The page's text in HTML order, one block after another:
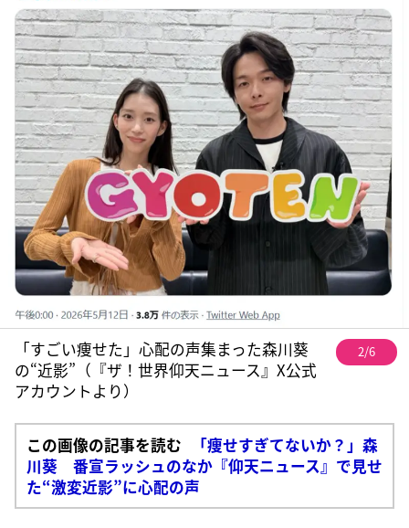
「すごい痩せた」心配の声集まった森川葵
の“近影”（『ザ！世界仰天ニュース』X公式
アカウントより）
2/6
この画像の記事を読む
「痩せすぎてないか？」森
川葵 番宣ラッシュのなか『仰天ニュース』で見せ
た“激変近影”に心配の声